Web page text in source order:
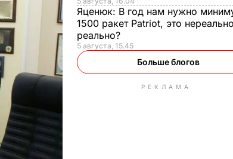
Яценюк: В год нам нужно
1500 ракет Patriot, это
реально?
5 августа, 15.45
Больше блогов
РЕКЛАМА